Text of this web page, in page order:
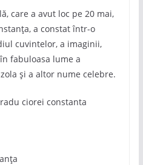
care a avut loc pe 20 mai,
a constat într-o
cuvintelor, a imaginii,
fabuloasa lume a
și a altor nume celebre.